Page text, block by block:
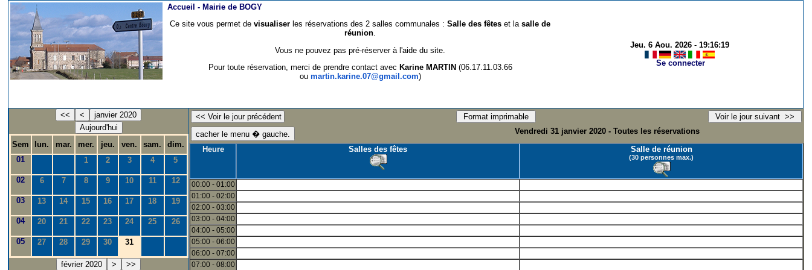
Accueil - Mairie de BOGY
Ce site vous permet devisualiser les réservations des 2 salles communales :Salle des fêtes et lasalle de
réunion.
Vous ne pouvez pas pré-réserver à l'aide du site.
Pour toute réservation, merci de prendre contact avec Karine MARTIN (06.17.11.03.66
ou martin.karine.07@gmail.com)
Jeu. 6 Aou. 2026- 19:16:19
Se connecter
<< <
janvier 2020
Aujourd'hui
Sem
lun. mar. mer. jeu. ven. sam.
dim.
01
1 2 3 4 5
02 6 7 8 9 10 11 12
03 13 14 15 16 17 18 19
04 20 21 22 23 24 25 26
05 27 28 29 30 31
février 2020 >
>>
Vendredi 31 janvier 2020 - Toutes les réservations
Heure
Salles des fêtes Salle de réunion
(30 personnes max.)
00:00 - 01:00
01:00 - 02:00
02:00 - 03:00
03:00 - 04:00
04:00 - 05:00
05:00 - 06:00
06:00 - 07:00
07:00 - 08:00